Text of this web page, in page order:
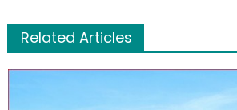
Related Articles